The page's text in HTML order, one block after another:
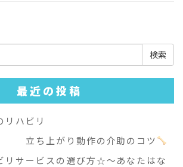
最近の投稿
リハビリ
立ち上がり動作の介助のコツ
サービスの選び方☆～あなたはな